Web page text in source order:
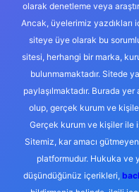
olarak denetleme veya
Ancak, üyelerimiz yazdıkları
siteye üye olarak bu
sitesi, herhangi bir marka,
bulunmamaktadır. Sitede
paylaşılmaktadır. Burada
olup, gerçek kurum ve
Gerçek kurum ve kişiler ile
Sitemiz, kar amacı
platformudur. Hukuka ve
düşündüğünüz içerikleri,